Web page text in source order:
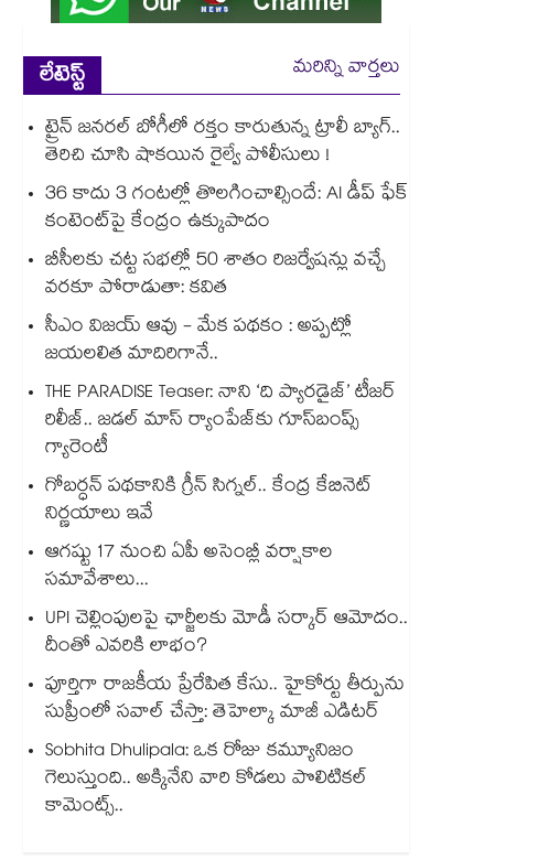
లేటెస్ట్
మరిన్ని వార్తలు
ట్రైన్ జనరల్ బోగీలో రక్తం కారుతున్న ట్రాలీ బ్యాగ్..
తెరిచి చూసి షాకయిన రైల్వే పోలీసులు !
36 కాదు 3 గంటల్లో తొలగించాల్సిందే: AI డీప్ ఫేక్
కంటెంట్‎పై కేంద్రం ఉక్కుపాదం
బీసీలకు చట్ట సభల్లో 50 శాతం రిజర్వేషన్లు వచ్చే
వరకూ పోరాడుతా: కవిత
సీఎం విజయ్ ఆవు - మేక పథకం : అప్పట్లో
జయలలిత మాదిరిగానే..
THE PARADISE Teaser: నాని ‘ది ప్యారడైజ్‌‌’ టీజర్
రిలీజ్.. జడల్ మాస్ ర్యాంపేజ్‌కు గూస్‌బంప్స్
గ్యారెంటీ
గోబర్ధన్ పథకానికి గ్రీన్ సిగ్నల్.. కేంద్ర కేబినెట్
నిర్ణయాలు ఇవే
ఆగష్టు 17 నుంచి ఏపీ అసెంబ్లీ వర్షాకాల
సమావేశాలు...
UPI చెల్లింపులపై ఛార్జీలకు మోడీ సర్కార్ ఆమోదం..
దీంతో ఎవరికి లాభం?
పూర్తిగా రాజకీయ ప్రేరేపిత కేసు.. హైకోర్టు తీర్పును
సుప్రీంలో సవాల్ చేస్తా: తెహెల్కా మాజీ ఎడిటర్
Sobhita Dhulipala: ఒక రోజు కమ్యూనిజం
గెలుస్తుంది.. అక్కినేని వారి కోడలు పొలిటికల్
కామెంట్స్..